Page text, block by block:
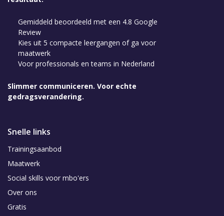
Gemiddeld beoordeeld met een 4.8 Google
Review
Kies uit 5 compacte leergangen of ga voor
maatwerk
Voor professionals en teams in Nederland
Slimmer communiceren. Voor echte
gedragsverandering.
Snelle links
Trainingsaanbod
Maatwerk
Social skills voor mbo'ers
Over ons
Gratis